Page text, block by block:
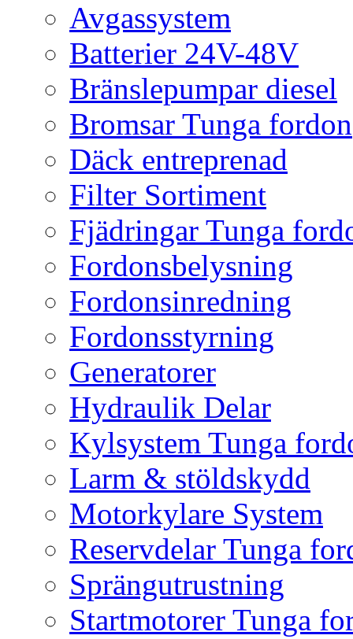
Avgassystem
Batterier 24V-48V
Bränslepumpar diesel
Bromsar Tunga fordon
Däck entreprenad
Filter Sortiment
Fjädringar Tunga
Fordonsbelysning
Fordonsinredning
Fordonsstyrning
Generatorer
Hydraulik Delar
Kylsystem Tunga
Larm & stöldskydd
Motorkylare System
Reservdelar Tunga
Sprängutrustning
Startmotorer Tunga